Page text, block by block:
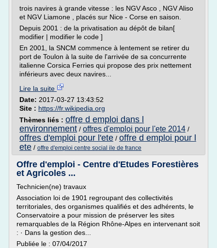
trois navires à grande vitesse : les NGV Asco , NGV Aliso
et NGV Liamone , placés sur Nice - Corse en saison.
Depuis 2001 : de la privatisation au dépôt de bilan[
modifier | modifier le code ]
En 2001, la SNCM commence à lentement se retirer du
port de Toulon à la suite de l'arrivée de sa concurrente
italienne Corsica Ferries qui propose des prix nettement
inférieurs avec deux navires...
Lire la suite
Date: 2017-03-27 13:43:52
Site : https://fr.wikipedia.org
Thèmes liés : offre d emploi dans l
environnement / offres d'emploi pour l'ete 2014 /
offres d'emploi pour l'ete / offre d emploi pour l
ete / offre d'emploi centre social ile de france
Offre d'emploi - Centre d'Etudes Forestières
et Agricoles ...
Technicien(ne) travaux
Association loi de 1901 regroupant des collectivités
territoriales, des organismes qualifiés et des adhérents, le
Conservatoire a pour mission de préserver les sites
remarquables de la Région Rhône-Alpes en intervenant soit
: · Dans la gestion des...
Publiée le : 07/04/2017